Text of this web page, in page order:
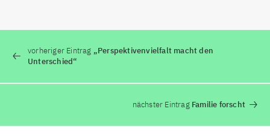
vorheriger Eintrag „Perspektivenvielfalt macht den
Unterschied“
nächster Eintrag Familie forscht